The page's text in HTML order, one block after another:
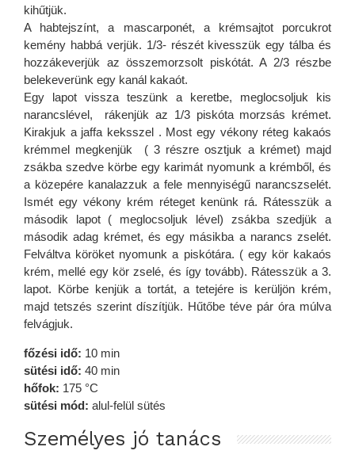
kihűtjük.
A habtejszínt, a mascarponét, a krémsajtot porcukrot
kemény habbá verjük. 1/3- részét kivesszük egy tálba és
hozzákeverjük az összemorzsolt piskótát. A 2/3 részbe
belekeverünk egy kanál kakaót.
Egy lapot vissza teszünk a keretbe, meglocsoljuk kis
narancslével, rákenjük az 1/3 piskóta morzsás krémet.
Kirakjuk a jaffa keksszel . Most egy vékony réteg kakaós
krémmel megkenjük ( 3 részre osztjuk a krémet) majd
zsákba szedve körbe egy karimát nyomunk a krémből, és
a közepére kanalazzuk a fele mennyiségű narancszselét.
Ismét egy vékony krém réteget kenünk rá. Rátesszük a
második lapot ( meglocsoljuk lével) zsákba szedjük a
második adag krémet, és egy másikba a narancs zselét.
Felváltva köröket nyomunk a piskótára. ( egy kör kakaós
krém, mellé egy kör zselé, és így tovább). Rátesszük a 3.
lapot. Körbe kenjük a tortát, a tetejére is kerüljön krém,
majd tetszés szerint díszítjük. Hűtőbe téve pár óra múlva
felvágjuk.
főzési idő: 10 min
sütési idő: 40 min
hőfok: 175 °C
sütési mód: alul-felül sütés
Személyes jó tanács